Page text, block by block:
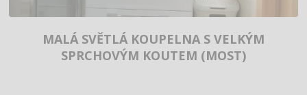
MALÁ SVĚTLÁ KOUPELNA S VELKÝM
SPRCHOVÝM KOUTEM (MOST)